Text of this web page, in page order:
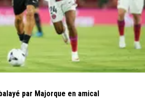
par Majorque en amical